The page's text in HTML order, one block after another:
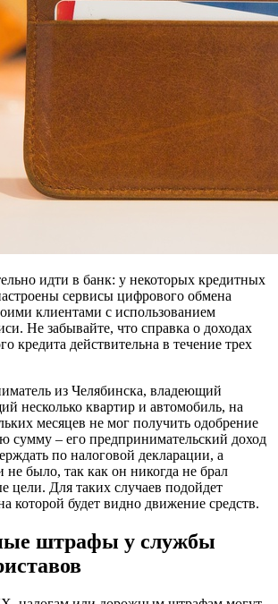
идти в банк: у некоторых кредитных
сервисы цифрового обмена
клиентами с использованием
Не забывайте, что справка о доходах
кредита действительна в течение трех
из Челябинска, владеющий
несколько квартир и автомобиль, на
месяцев не мог получить одобрение
сумму – его предпринимательский доход
по налоговой декларации, а
не было, так как он никогда не брал
цели. Для таких случаев подойдет
которой будет видно движение средств.
штрафы у службы